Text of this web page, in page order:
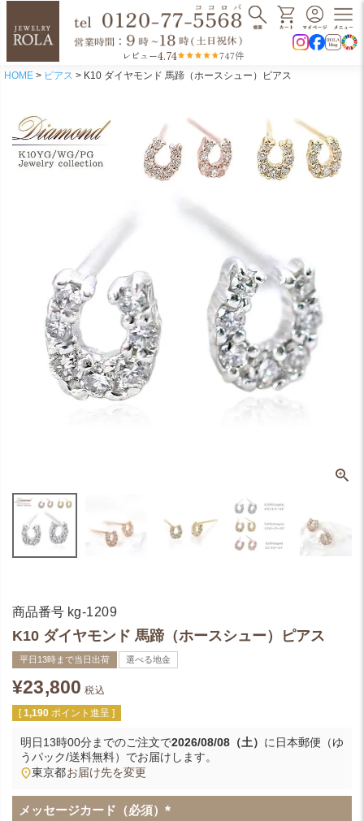
レビュー4.74 747件
HOME ピアス K10 ダイヤモンド 馬蹄（ホースシュー）ピアス
商品番号 kg-1209
K10 ダイヤモンド 馬蹄（ホースシュー）ピアス
平日13時まで当日出荷 選べる地金
¥23,800 税込
[ 1,190 ポイント進呈 ]
明日13時00分までのご注文で2026/08/08（土） に 日本郵便（ゆ
うパック/送料無料） でお届けします。
東京都お届け先を変更
メッセージカード（必須）